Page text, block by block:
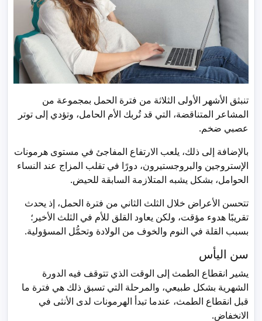
تنبثق الأشهر الأولى الثلاثة من فترة الحمل بمجموعة من
المشاعر المتناقضة، التي قد تُربك الأم الحامل، وتؤدي إلى توتر
عصبي ضخم.
بالإضافة إلى ذلك، يلعب الارتفاع المفاجئ في مستوى هرمونات
الإستروجين والبروجستيرون، دورًا في تقلب المزاج عند النساء
الحوامل، بشكل يشبه المتلازمة السابقة للحيض.
تتحسن الأعراض خلال الثلث الثاني من فترة الحمل، إذ يحدث
تقريبًا هدوء مؤقت، ولكن يعاود القلق للأم في الثلث الأخير؛
بسبب القلة في النوم والخوف من الولادة وتحمُّل المسؤولية.
سن اليأس
يشير انقطاع الطمث إلى الوقت الذي تتوقف فيه الدورة
الشهرية بشكل طبيعي، والمرحلة التي تسبق ذلك هي فترة ما
قبل انقطاع الطمث، عندما تبدأ الهرمونات لدى الأنثى في
الانخفاض.